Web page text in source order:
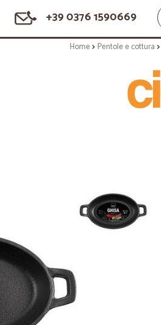
+39 0376 1590669
Home Pentole e cottura